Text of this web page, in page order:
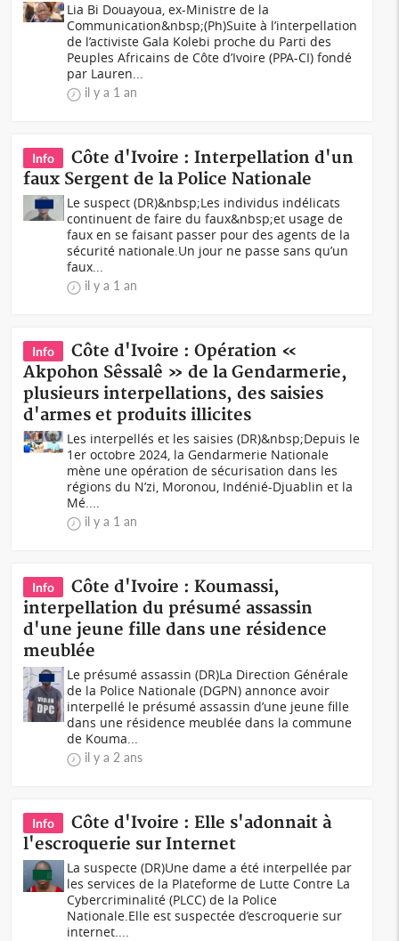
Lia Bi Douayoua, ex-Ministre de la
Communication&nbsp;(Ph)Suite à l’interpellation
de l’activiste Gala Kolebi proche du Parti des
Peuples Africains de Côte d’Ivoire (PPA-CI) fondé
par Lauren...
il y a 1 an
Info
Côte d'Ivoire : Interpellation d'un
faux Sergent de la Police Nationale
Le suspect (DR)&nbsp;Les individus indélicats
continuent de faire du faux&nbsp;et usage de
faux en se faisant passer pour des agents de la
sécurité nationale.Un jour ne passe sans qu’un
faux...
il y a 1 an
Info
Côte d'Ivoire : Opération «
Akpohon Sêssalê » de la Gendarmerie,
plusieurs interpellations, des saisies
d'armes et produits illicites
Les interpellés et les saisies (DR)&nbsp;Depuis le
1er octobre 2024, la Gendarmerie Nationale
mène une opération de sécurisation dans les
régions du N’zi, Moronou, Indénié-Djuablin et la
Mé....
il y a 1 an
Info
Côte d'Ivoire : Koumassi,
interpellation du présumé assassin
d'une jeune fille dans une résidence
meublée
Le présumé assassin (DR)La Direction Générale
de la Police Nationale (DGPN) annonce avoir
interpellé le présumé assassin d’une jeune fille
dans une résidence meublée dans la commune
de Kouma...
il y a 2 ans
Info
Côte d'Ivoire : Elle s'adonnait à
l'escroquerie sur Internet
La suspecte (DR)Une dame a été interpellée par
les services de la Plateforme de Lutte Contre La
Cybercriminalité (PLCC) de la Police
Nationale.Elle est suspectée d’escroquerie sur
internet....